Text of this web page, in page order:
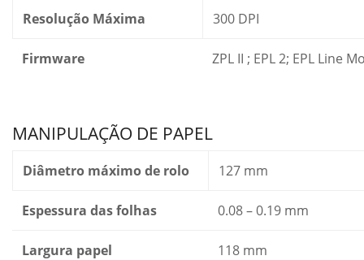
Resolução Máxima 300 DPI
Firmware ZPL II ; EPL 2; EPL Line
MANIPULAÇÃO DE PAPEL
Diâmetro máximo de rolo 127 mm
Espessura das folhas 0.08 – 0.19 mm
Largura papel 118 mm